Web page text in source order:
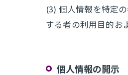
(3) 個人情報を特定
する者の利用目的お
個人情報の開示